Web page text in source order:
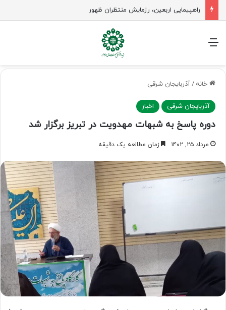
جلسه شورای سیاستگذاری فعالیت های مهدوی مازنداران برگزار شد
منو
خانه /آذربایجان شرقی
آذربایجان شرقی اخبار
دوره پاسخ به شبهات مهدویت در تبریز برگزار شد
مرداد ۲۵, ۱۴۰۲ زمان مطالعه یک دقیقه